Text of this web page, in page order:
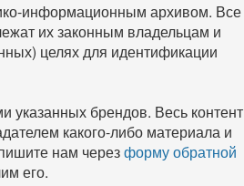
информационным архивом. Все
их законным владельцам и
целях для идентификации
брендов. Весь контент
какого-либо материала и
нам черезформу обратной
его.